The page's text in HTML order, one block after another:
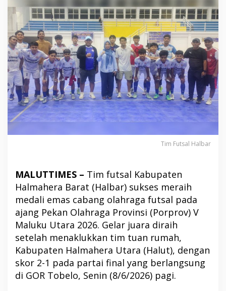
Tim Futsal Halbar
MALUTTIMES – Tim futsal Kabupaten
Halmahera Barat (Halbar) sukses meraih
medali emas cabang olahraga futsal pada
ajang Pekan Olahraga Provinsi (Porprov) V
Maluku Utara 2026. Gelar juara diraih
setelah menaklukkan tim tuan rumah,
Kabupaten Halmahera Utara (Halut), dengan
skor 2-1 pada partai final yang berlangsung
di GOR Tobelo, Senin (8/6/2026) pagi.